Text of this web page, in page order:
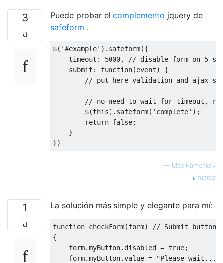
3 Puede probar el complemento jquery de
safeform .
$( '#example' ). safeform({
    timeout
: 5000,
// disable form on 5
    submit
: function(event)
{
// put here validation and ajax
// no need to wait for timeout, re-
        $
(this). safeform( 'complete' );
return false;
}
})
— Max Kamenkov
fuente
1 La solución más simple y elegante para mí:
function checkForm(form)
// Submit button
{
    form
.myButton. disabled = true;
    form
.myButton.value = "Please wait..."